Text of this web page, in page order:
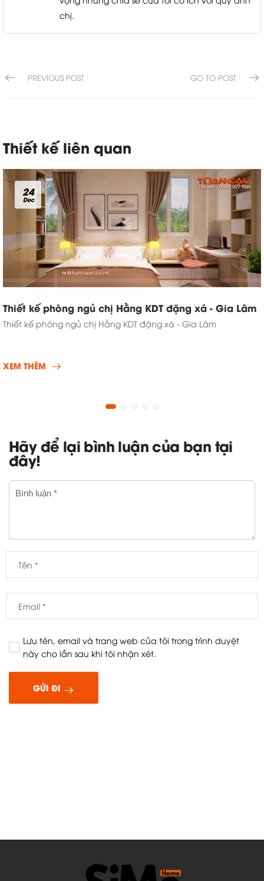
chị.
PREVIOUS POST GO TO POST
Thiết kế liên quan
24
Dec
Thiết kế phòng ngủ chị Hằng KDT đặng xá - Gia Lâm
Thiết kế phòng ngủ chị Hằng KDT đặng xá - Gia Lâm
XEM THÊM
Hãy để lại bình luận của bạn tại
đây!
Lưu tên, email và trang web của tôi trong trình duyệt
này cho lần sau khi tôi nhận xét.
GỬI ĐI